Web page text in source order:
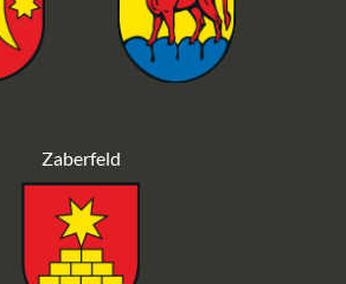
Zaberfeld